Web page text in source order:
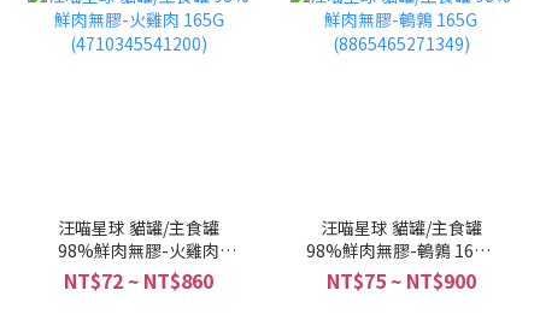
汪喵星球 貓罐/主食罐
98%鮮肉無膠-火雞肉
165G (4710345541200)
NT$72 ~ NT$860
汪喵星球 貓罐/主食罐
98%鮮肉無膠-鵪鶉 165G
(8865465271349)
NT$75 ~ NT$900